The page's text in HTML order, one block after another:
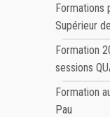
Formations
Supérieur
Formation
sessions
Formation
Pau